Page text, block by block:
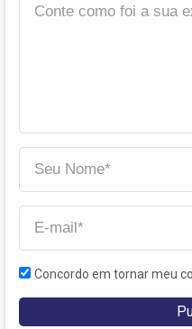
Concordo em tornar meu